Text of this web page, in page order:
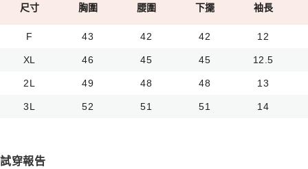
尺寸 胸圍 腰圍 下擺 袖長
F 43 42 42 12
XL 46 45 45 12.5
2L 49 48 48 13
3L 52 51 51 14
試穿報告